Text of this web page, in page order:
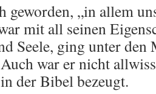
geworden, „in allem
mit all seinen
Seele, ging unter den
war er nicht
der Bibel bezeugt.